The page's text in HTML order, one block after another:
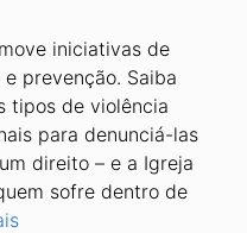
iniciativas de
prevenção. Saiba
tipos de violência
para denunciá-las
direito – e a Igreja
sofre dentro de